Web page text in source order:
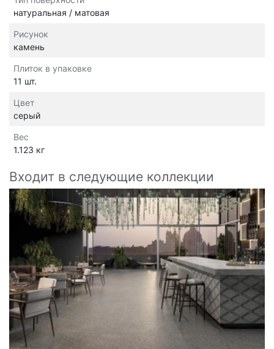
натуральная / матовая
Рисунок
камень
Плиток в упаковке
11 шт.
Цвет
серый
Вес
1.123 кг
Входит в следующие коллекции